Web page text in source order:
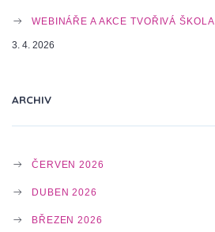
T
N
WEBINÁŘE A AKCE TVOŘIVÁ ŠKOLA
3. 4. 2026
ARCHIV
ČERVEN 2026
DUBEN 2026
BŘEZEN 2026